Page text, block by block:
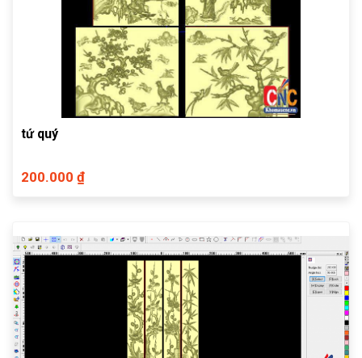
tứ quý
200.000 ₫